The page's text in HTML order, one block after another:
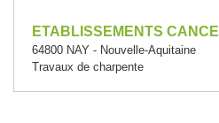
ETABLISSEMENTS CANCE
64800 NAY - Nouvelle-Aquitaine
Travaux de charpente